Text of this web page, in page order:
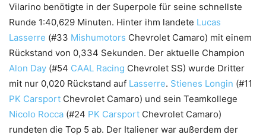
Vilarino benötigte in der Superpole für seine schnellste
Runde 1:40,629 Minuten. Hinter ihm landete Lucas
Lasserre (#33 Mishumotors Chevrolet Camaro) mit einem
Rückstand von 0,334 Sekunden. Der aktuelle Champion
Alon Day (#54 CAAL Racing Chevrolet SS) wurde Dritter
mit nur 0,020 Rückstand auf Lasserre. Stienes Longin (#11
PK Carsport Chevrolet Camaro) und sein Teamkollege
Nicolo Rocca (#24 PK Carsport Chevrolet Camaro)
rundeten die Top 5 ab. Der Italiener war außerdem der